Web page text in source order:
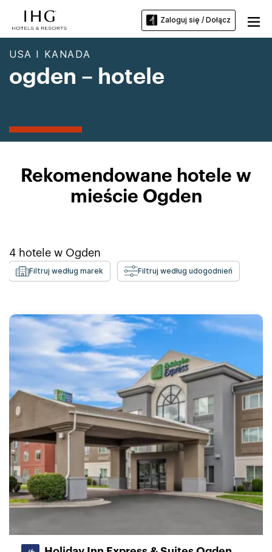
Zaloguj się / Dołącz
USA I KANADA
ogden – hotele
Rekomendowane hotele w
mieście Ogden
4 hotele w Ogden
Filtruj według marek Filtruj według udogodnień